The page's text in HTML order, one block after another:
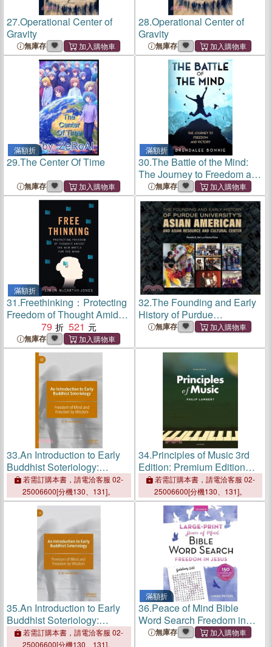
27.Operational Center of
Gravity
無庫存
28.Operational Center of
Gravity
無庫存
滿額折
29.The Center Of Time
無庫存
滿額折
30.The Battle of the Mind:
The Journey to Freedom and
Victory
無庫存
滿額折
31.Freethinking：Protecting
Freedom of Thought Amidst
the New Battle for the Mind
79 521
無庫存
32.The Founding and Early
History of Purdue
University's Asian American
Cultural Center
無庫存
33.An Introduction to Early
Buddhist Soteriology:
Freedom of Mind and
Freedom by Wisdom
若需訂購本書，請電洽客服 02-
25006600[分機130、131]。
34.Principles of Music 3rd
Edition: Premium Edition
with Ancillary Resource
Center eBook Access Code
若需訂購本書，請電洽客服 02-
25006600[分機130、131]。
35.An Introduction to Early
Buddhist Soteriology:
Freedom of Mind and
若需訂購本書，請電洽客服 02-
25006600[分機130、131]。
滿額折
36.Peace of Mind Bible
Word Search Freedom in
Jesus無庫存